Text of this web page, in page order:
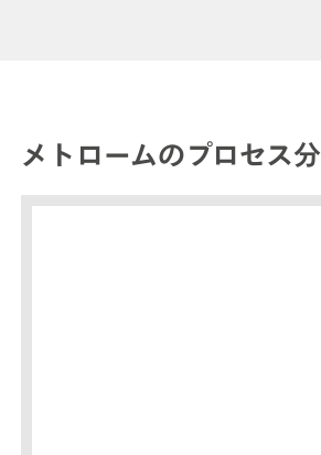
メトロームのプロセス